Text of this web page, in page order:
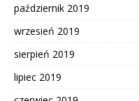
październik 2019
wrzesień 2019
sierpień 2019
lipiec 2019